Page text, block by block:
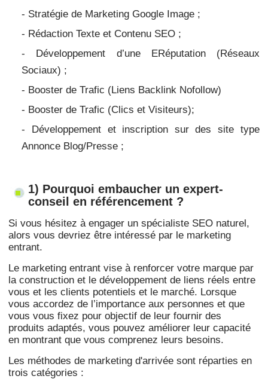
- Stratégie de Marketing Google Image ;
- Rédaction Texte et Contenu SEO ;
- Développement d’une ERéputation (Réseaux
Sociaux) ;
- Booster de Trafic (Liens Backlink Nofollow)
- Booster de Trafic (Clics et Visiteurs);
- Développement et inscription sur des site type
Annonce Blog/Presse ;
1) Pourquoi embaucher un expert-
conseil en référencement ?
Si vous hésitez à engager un spécialiste SEO naturel,
alors vous devriez être intéressé par le marketing
entrant.
Le marketing entrant vise à renforcer votre marque par
la construction et le développement de liens réels entre
vous et les clients potentiels et le marché. Lorsque
vous accordez de l’importance aux personnes et que
vous vous fixez pour objectif de leur fournir des
produits adaptés, vous pouvez améliorer leur capacité
en montrant que vous comprenez leurs besoins.
Les méthodes de marketing d'arrivée sont réparties en
trois catégories :